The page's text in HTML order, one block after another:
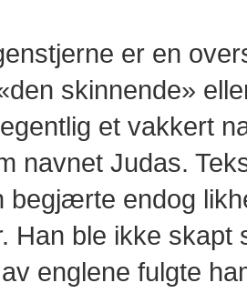
er en
skinnende»
et vakkert
navnet Judas.
begjærte endog
Han ble ikke
englene fulgte